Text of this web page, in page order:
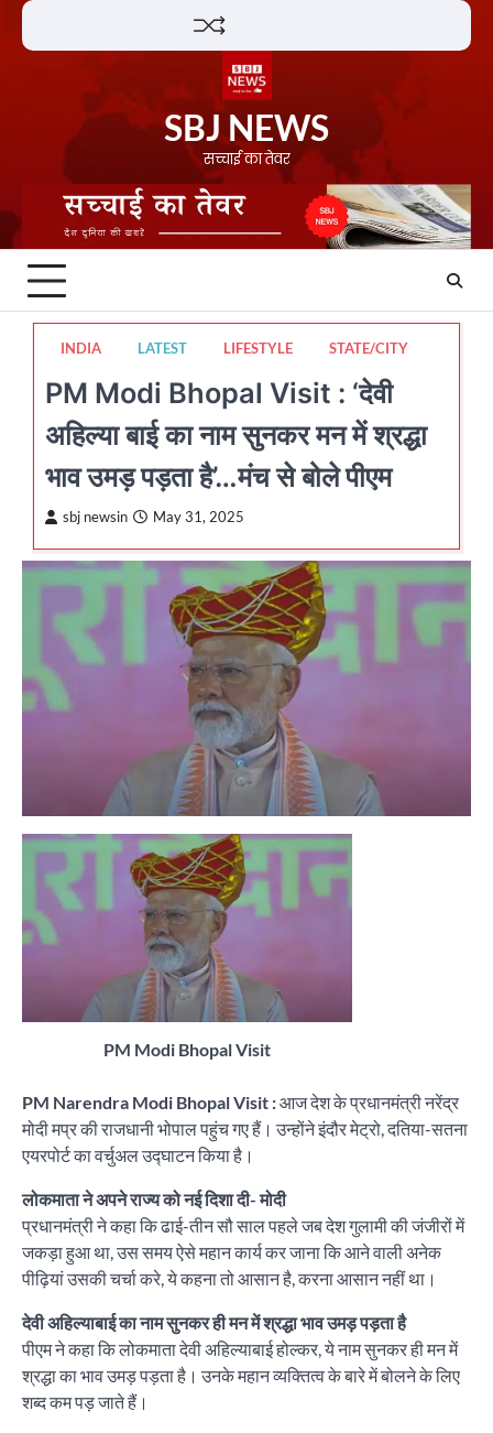
Skip
SBJ NEWS
सच्चाई का तेवर
INDIA LATEST LIFESTYLE STATE/CITY
PM Modi Bhopal Visit : ‘देवी
अहिल्या बाई का नाम सुनकर मन में श्रद्धा
भाव उमड़ पड़ता है’…मंच से बोले पीएम
sbj newsin May 31, 2025
PM Modi Bhopal Visit
PM Narendra Modi Bhopal Visit :आज देश के प्रधानमंत्री नरेंद्र
मोदी मप्र की राजधानी भोपाल पहुंच गए हैं। उन्होंने इंदौर मेट्रो, दतिया-सतना
एयरपोर्ट का वर्चुअल उद्घाटन किया है।
लोकमाता ने अपने राज्य को नई दिशा दी- मोदी
प्रधानमंत्री ने कहा कि ढाई-तीन सौ साल पहले जब देश गुलामी की जंजीरों में
जकड़ा हुआ था, उस समय ऐसे महान कार्य कर जाना कि आने वाली अनेक
पीढ़ियां उसकी चर्चा करे, ये कहना तो आसान है, करना आसान नहीं था।
देवी अहिल्याबाई का नाम सुनकर ही मन में श्रद्धा भाव उमड़ पड़ता है
पीएम ने कहा कि लोकमाता देवी अहिल्याबाई होल्कर, ये नाम सुनकर ही मन में
श्रद्धा का भाव उमड़ पड़ता है। उनके महान व्यक्तित्व के बारे में बोलने के लिए
शब्द कम पड़ जाते हैं।